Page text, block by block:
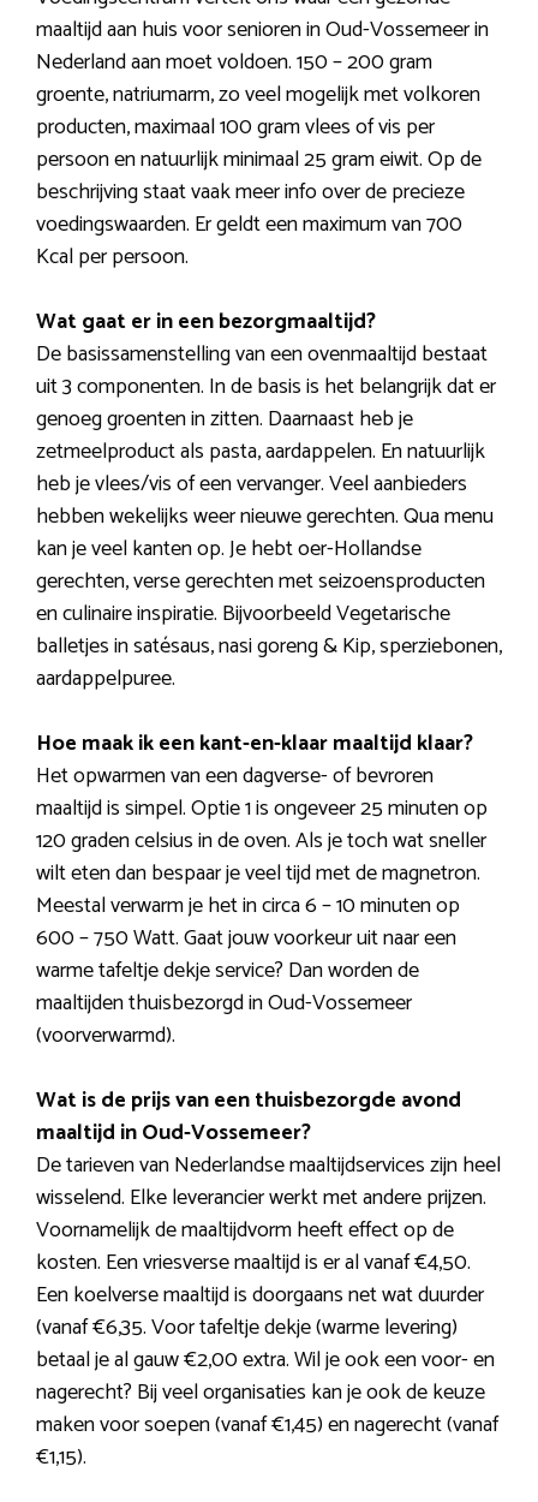
maaltijd aan huis voor senioren in Oud-Vossemeer in
Nederland aan moet voldoen. 150 – 200 gram
groente, natriumarm, zo veel mogelijk met volkoren
producten, maximaal 100 gram vlees of vis per
persoon en natuurlijk minimaal 25 gram eiwit. Op de
beschrijving staat vaak meer info over de precieze
voedingswaarden. Er geldt een maximum van 700
Kcal per persoon.
Wat gaat er in een bezorgmaaltijd?
De basissamenstelling van een ovenmaaltijd bestaat
uit 3 componenten. In de basis is het belangrijk dat er
genoeg groenten in zitten. Daarnaast heb je
zetmeelproduct als pasta, aardappelen. En natuurlijk
heb je vlees/vis of een vervanger. Veel aanbieders
hebben wekelijks weer nieuwe gerechten. Qua menu
kan je veel kanten op. Je hebt oer-Hollandse
gerechten, verse gerechten met seizoensproducten
en culinaire inspiratie. Bijvoorbeeld Vegetarische
balletjes in satésaus, nasi goreng & Kip, sperziebonen,
aardappelpuree.
Hoe maak ik een kant-en-klaar maaltijd klaar?
Het opwarmen van een dagverse- of bevroren
maaltijd is simpel. Optie 1 is ongeveer 25 minuten op
120 graden celsius in de oven. Als je toch wat sneller
wilt eten dan bespaar je veel tijd met de magnetron.
Meestal verwarm je het in circa 6 – 10 minuten op
600 – 750 Watt. Gaat jouw voorkeur uit naar een
warme tafeltje dekje service? Dan worden de
maaltijden thuisbezorgd in Oud-Vossemeer
(voorverwarmd).
Wat is de prijs van een thuisbezorgde avond
maaltijd in Oud-Vossemeer?
De tarieven van Nederlandse maaltijdservices zijn heel
wisselend. Elke leverancier werkt met andere prijzen.
Voornamelijk de maaltijdvorm heeft effect op de
kosten. Een vriesverse maaltijd is er al vanaf €4,50.
Een koelverse maaltijd is doorgaans net wat duurder
(vanaf €6,35. Voor tafeltje dekje (warme levering)
betaal je al gauw €2,00 extra. Wil je ook een voor- en
nagerecht? Bij veel organisaties kan je ook de keuze
maken voor soepen (vanaf €1,45) en nagerecht (vanaf
€1,15).